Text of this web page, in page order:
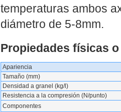
temperaturas ambos
diámetro de 5-8mm.
Propiedades físicas
Apariencia
Tamaño (mm)
Densidad a granel (kg/l)
Resistencia a la compresión (N/punto)
Componentes